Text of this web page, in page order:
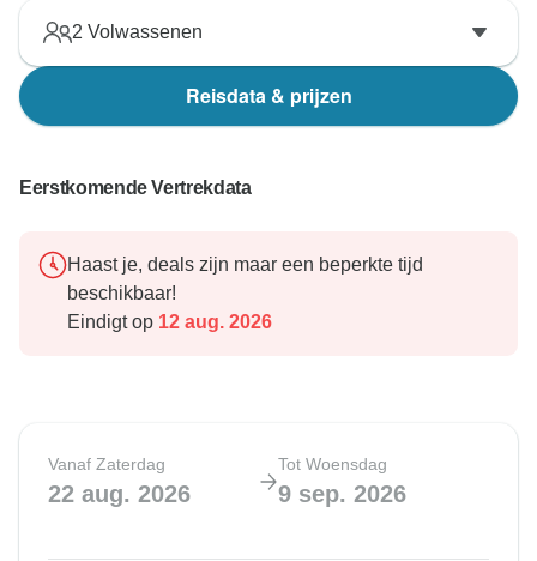
2 Volwassenen
Reisdata & prijzen
Eerstkomende Vertrekdata
Haast je, deals zijn maar een beperkte tijd
beschikbaar!
Eindigt op 12 aug. 2026
Vanaf Zaterdag
22 aug. 2026
Tot Woensdag
9 sep. 2026